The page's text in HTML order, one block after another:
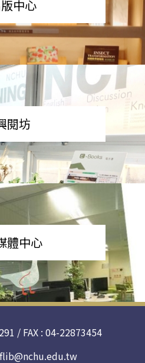
中心
閱坊
體中心
/ FAX : 04-22873454